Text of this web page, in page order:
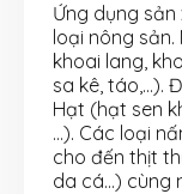
Ứng dụng
loại nông
khoai lang,
sa kê, táo,…).
Hạt (hạt sen
…). Các loại
cho đến thịt
da cá…) cùng